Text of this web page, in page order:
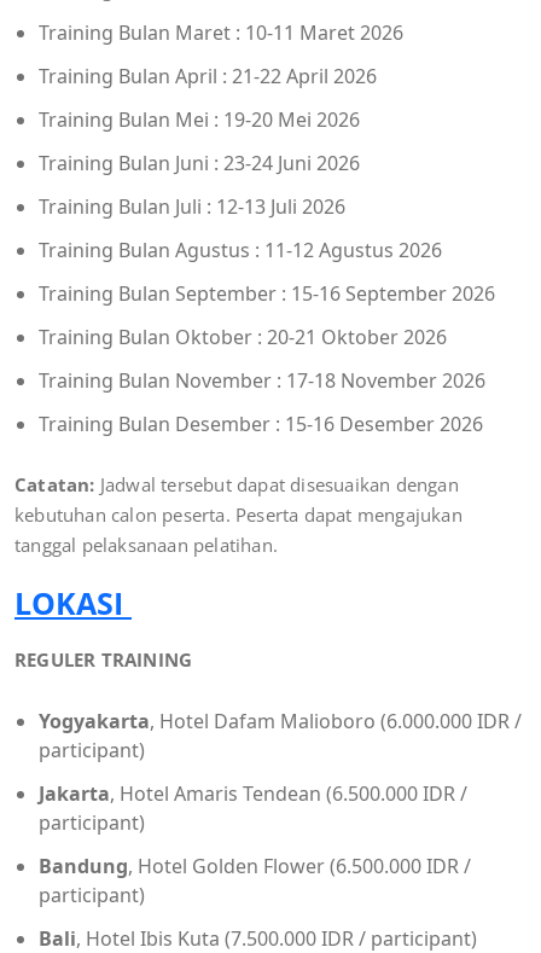
Training Bulan Maret : 10-11 Maret 2026
Training Bulan April : 21-22 April 2026
Training Bulan Mei : 19-20 Mei 2026
Training Bulan Juni : 23-24 Juni 2026
Training Bulan Juli : 12-13 Juli 2026
Training Bulan Agustus : 11-12 Agustus 2026
Training Bulan September : 15-16 September 2026
Training Bulan Oktober : 20-21 Oktober 2026
Training Bulan November : 17-18 November 2026
Training Bulan Desember : 15-16 Desember 2026
Catatan: Jadwal tersebut dapat disesuaikan dengan
kebutuhan calon peserta. Peserta dapat mengajukan
tanggal pelaksanaan pelatihan.
LOKASI
REGULER TRAINING
Yogyakarta, Hotel Dafam Malioboro (6.000.000 IDR /
participant)
Jakarta, Hotel Amaris Tendean (6.500.000 IDR /
participant)
Bandung, Hotel Golden Flower (6.500.000 IDR /
participant)
Bali, Hotel Ibis Kuta (7.500.000 IDR / participant)